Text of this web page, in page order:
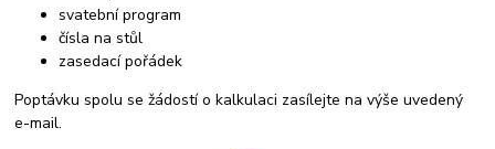
svatební program
čísla na stůl
zasedací pořádek
Poptávku spolu se žádostí o kalkulaci zasílejte na výše uvedený
e-mail.